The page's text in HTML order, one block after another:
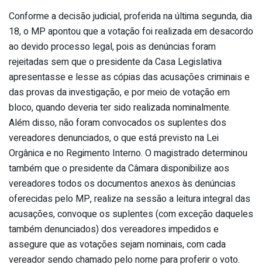
Conforme a decisão judicial, proferida na última segunda, dia
18, o MP apontou que a votação foi realizada em desacordo
ao devido processo legal, pois as denúncias foram
rejeitadas sem que o presidente da Casa Legislativa
apresentasse e lesse as cópias das acusações criminais e
das provas da investigação, e por meio de votação em
bloco, quando deveria ter sido realizada nominalmente.
Além disso, não foram convocados os suplentes dos
vereadores denunciados, o que está previsto na Lei
Orgânica e no Regimento Interno. O magistrado determinou
também que o presidente da Câmara disponibilize aos
vereadores todos os documentos anexos às denúncias
oferecidas pelo MP, realize na sessão a leitura integral das
acusações, convoque os suplentes (com exceção daqueles
também denunciados) dos vereadores impedidos e
assegure que as votações sejam nominais, com cada
vereador sendo chamado pelo nome para proferir o voto.